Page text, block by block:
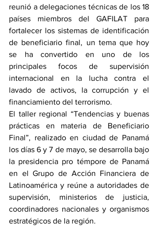
reunió a delegaciones técnicas de los 18
países miembros del GAFILAT para
fortalecer los sistemas de identificación
de beneficiario final, un tema que hoy
se ha convertido en uno de los
principales focos de supervisión
internacional en la lucha contra el
lavado de activos, la corrupción y el
financiamiento del terrorismo.
El taller regional “Tendencias y buenas
prácticas en materia de Beneficiario
Final”, realizado en ciudad de Panamá
los días 6 y 7 de mayo, se desarrolla bajo
la presidencia pro témpore de Panamá
en el Grupo de Acción Financiera de
Latinoamérica y reúne a autoridades de
supervisión, ministerios de justicia,
coordinadores nacionales y organismos
estratégicos de la región.